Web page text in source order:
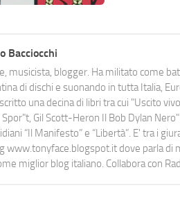
Bacciocchi
musicista, blogger. Ha militato come
di dischi e suonando in tutta Italia,
una decina di libri tra cui "Uscito
Spor"t, Gil Scott-Heron Il Bob Dylan
“Il Manifesto” e “Libertà”. E' tra i
www.tonyface.blogspot.it dove parla di
miglior blog italiano. Collabora con